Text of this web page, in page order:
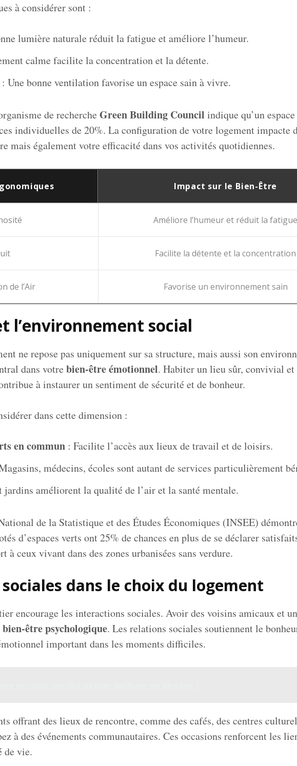
à considérer sont :
lumière naturale réduit la fatigue et améliore l’humeur.
calme facilite la concentration et la détente.
: Une bonne ventilation favorise un espace sain à vivre.
de recherche Green Building Council indique qu’un
individuelles de 20%. La configuration de votre logement impacte
mais également votre efficacité dans vos activités quotidiennes.
Impact sur le Bien-Être
Améliore l’humeur et réduit la fatigue
Facilite la détente et la concentration
de l’Air Favorise un environnement sain
l’environnement social
ne repose pas uniquement sur sa structure, mais aussi son
dans votre bien-être émotionnel. Habiter un lieu sûr, convivial et
à instaurer un sentiment de sécurité et de bonheur.
dans cette dimension :
en commun : Facilite l’accès aux lieux de travail et de loisirs.
médecins, écoles sont autant de services particulièrement
jardins améliorent la qualité de l’air et la santé mentale.
de la Statistique et des Études Économiques (INSEE)
d’espaces verts ont 25% de chances en plus de se déclarer
à ceux vivant dans des zones urbanisées sans verdure.
dans le choix du logement
encourage les interactions sociales. Avoir des voisins amicaux et
bien-être psychologique. Les relations sociales soutiennent le
important dans les moments difficiles.
offrant des lieux de rencontre, comme des cafés, des centres
à des événements communautaires. Ces occasions renforcent les
de vie.